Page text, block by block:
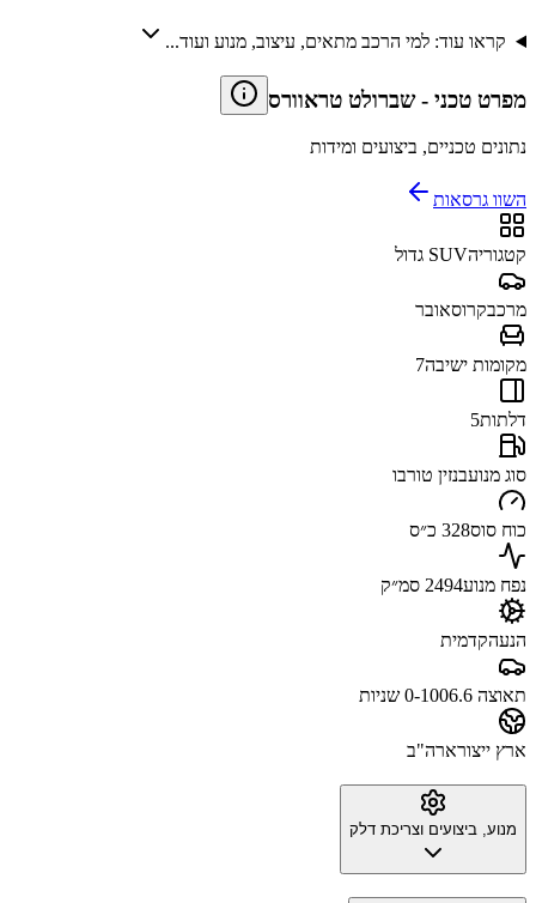
קראו עוד: למי הרכב מתאים, עיצוב, מנוע ועוד...
מפרט טכני - שברולט טראוורס
נתונים טכניים, ביצועים ומידות
השוו גרסאות
קטגוריהSUV גדול
מרכבקרוסאובר
מקומות ישיבה7
דלתות5
סוג מנועבנזין טורבו
כוח סוס328 כ״ס
נפח מנוע2494 סמ״ק
הנעהקדמית
תאוצה 0-100 6.6 שניות
ארץ ייצורארה"ב
מנוע, ביצועים וצריכת דלק